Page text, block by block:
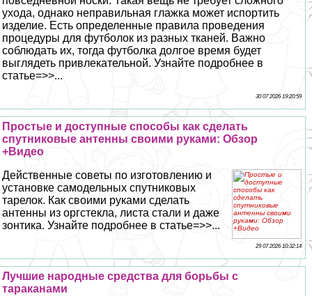
ухода, однако неправильная глажка может испортить
изделие. Есть определенные правила проведения
процедуры для футболок из разных тканей. Важно
соблюдать их, тогда футболка долгое время будет
выглядеть привлекательной. Узнайте подробнее в
статье=>>...
30 07 2026 19:20:59
Простые и доступные способы как сделать
спутниковые антенны своими руками: Обзор
+Видео
Действенные советы по изготовлению и
установке самодельных спутниковых
тарелок. Как своими руками сделать
антенны из оргстекла, листа стали и даже
зонтика. Узнайте подробнее в статье=>>...
29 07 2026 10:32:14
Лучшие народные средства для борьбы с
таpaканами